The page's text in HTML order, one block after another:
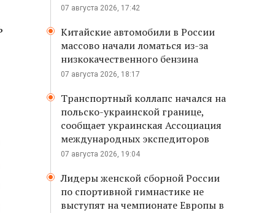
07 августа 2026, 17:42
Китайские автомобили в России
массово начали ломаться из-за
низкокачественного бензина
07 августа 2026, 18:17
Транспортный коллапс начался на
польско-украинской границе,
сообщает украинская Ассоциация
международных экспедиторов
07 августа 2026, 19:04
Лидеры женской сборной России
по спортивной гимнастике не
выступят на чемпионате Европы в